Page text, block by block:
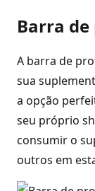
Barra
A barra de
sua
a opção
seu próprio
consumir o
outros em